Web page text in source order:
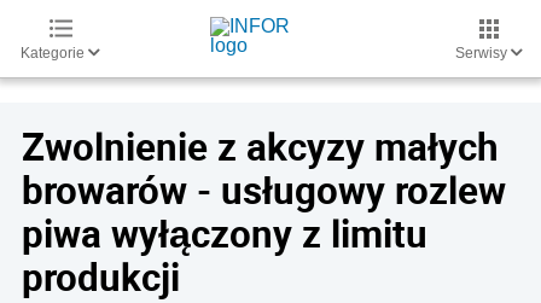
Kategorie Serwisy
Zwolnienie z akcyzy małych
browarów - usługowy rozlew
piwa wyłączony z limitu
produkcji